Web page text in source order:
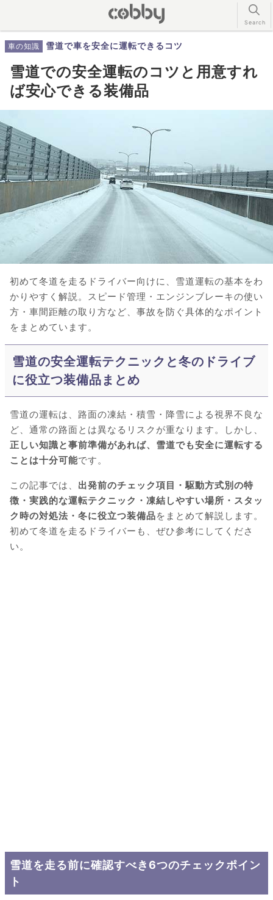
車の知識 雪道で車を安全に運転できるコツ
雪道での安全運転のコツと用意すれ
ば安心できる装備品
初めて冬道を走るドライバー向けに、雪道運転の基本をわ
かりやすく解説。スピード管理・エンジンブレーキの使い
方・車間距離の取り方など、事故を防ぐ具体的なポイント
をまとめています。
雪道の安全運転テクニックと冬のドライブ
に役立つ装備品まとめ
雪道の運転は、路面の凍結・積雪・降雪による視界不良な
ど、通常の路面とは異なるリスクが重なります。しかし、
正しい知識と事前準備があれば、雪道でも安全に運転する
ことは十分可能です。
この記事では、 出発前のチェック項目・駆動方式別の特
徴・実践的な運転テクニック・凍結しやすい場所・スタッ
ク時の対処法・冬に役立つ装備品をまとめて解説します。
初めて冬道を走るドライバーも、ぜひ参考にしてくださ
い。
雪道を走る前に確認すべき6つのチェックポイン
ト